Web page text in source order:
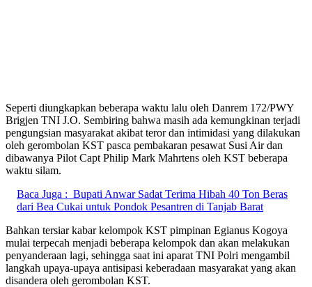
Seperti diungkapkan beberapa waktu lalu oleh Danrem 172/PWY
Brigjen TNI J.O. Sembiring bahwa masih ada kemungkinan terjadi
pengungsian masyarakat akibat teror dan intimidasi yang dilakukan
oleh gerombolan KST pasca pembakaran pesawat Susi Air dan
dibawanya Pilot Capt Philip Mark Mahrtens oleh KST beberapa
waktu silam.
Baca Juga : Bupati Anwar Sadat Terima Hibah 40 Ton Beras
dari Bea Cukai untuk Pondok Pesantren di Tanjab Barat
Bahkan tersiar kabar kelompok KST pimpinan Egianus Kogoya
mulai terpecah menjadi beberapa kelompok dan akan melakukan
penyanderaan lagi, sehingga saat ini aparat TNI Polri mengambil
langkah upaya-upaya antisipasi keberadaan masyarakat yang akan
disandera oleh gerombolan KST.